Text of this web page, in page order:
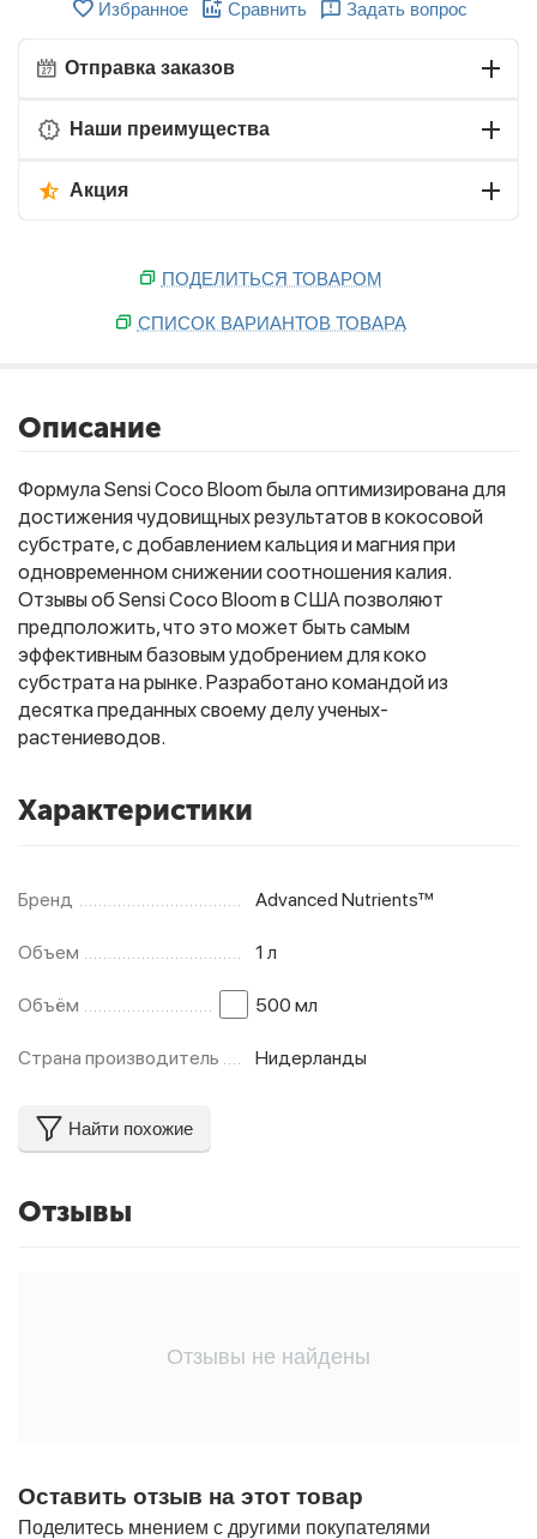
Фитолампы
Избранное Сравнить Задать вопрос
Отправка заказов
Наши преимущества
Акция
ПОДЕЛИТЬСЯ ТОВАРОМ
СПИСОК ВАРИАНТОВ ТОВАРА
Описание
Формула Sensi Coco Bloom была оптимизирована для
достижения чудовищных результатов в кокосовой
субстрате, с добавлением кальция и магния при
одновременном снижении соотношения калия.
Отзывы об Sensi Coco Bloom в США позволяют
предположить, что это может быть самым
эффективным базовым удобрением для коко
субстрата на рынке. Разработано командой из
десятка преданных своему делу ученых-
растениеводов.
Характеристики
Бренд Advanced Nutrients™
Объем 1 л
Объём 500 мл
Страна производитель Нидерланды
Найти похожие
Отзывы
Отзывы не найдены
Оставить отзыв на этот товар
Поделитесь мнением с другими покупателями